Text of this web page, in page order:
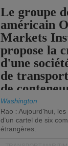
Le groupe
américain
Markets
propose la
d'une
de
de
Washington
Rao : Aujourd'hui,
d'un cartel de six
étrangères.